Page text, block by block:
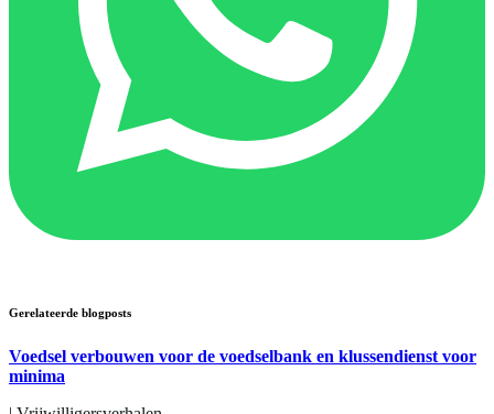
Gerelateerde blogposts
Voedsel verbouwen voor de voedselbank en klussendienst voor
minima